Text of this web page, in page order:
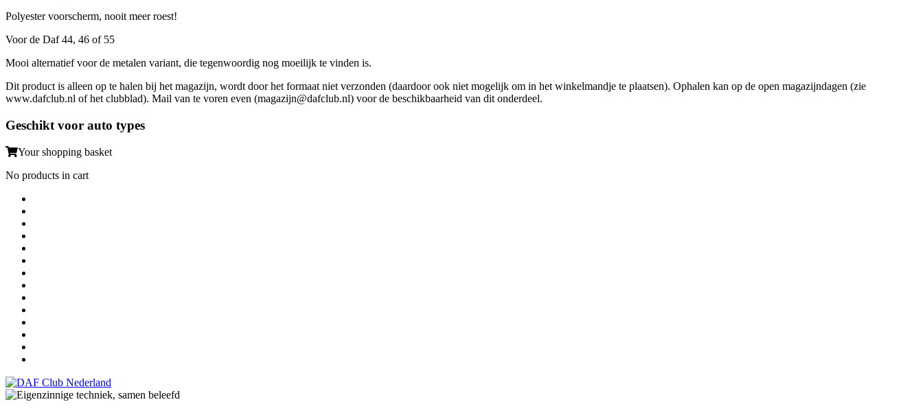
Polyester voorscherm, nooit meer roest!
Voor de Daf 44, 46 of 55
Mooi alternatief voor de metalen variant, die tegenwoordig nog moeilijk te vinden is.
Dit product is alleen op te halen bij het magazijn, wordt door het formaat niet verzonden (daardoor ook niet mogelijk om in het winkelmandje te plaatsen). Ophalen kan op de open magazijndagen (zie
www.dafclub.nl of het clubblad). Mail van te voren even (magazijn@dafclub.nl) voor de beschikbaarheid van dit onderdeel.
Geschikt voor auto types
Your shopping basket
No products in cart